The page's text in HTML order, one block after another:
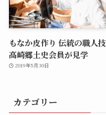
もなか皮作り 伝統の職人技
高崎郷土史会員が見学
2019年5月30日
カテゴリー